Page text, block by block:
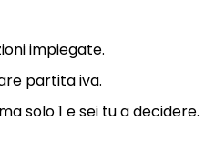
impiegate.
partita iva.
solo 1 e sei tu a decidere.